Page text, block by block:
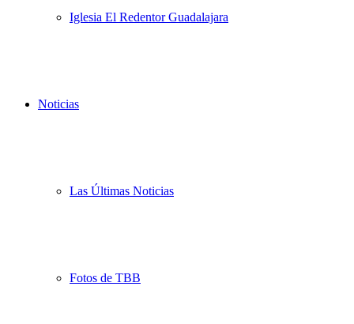
Iglesia El Redentor Guadalajara
Noticias
Las Últimas Noticias
Fotos de TBB